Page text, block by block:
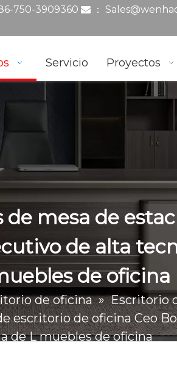
750-3909360 ：
Servicio Proyectos
mesa de
de alta
de oficina
de oficina » Escritorio
escritorio de oficina Ceo
de L muebles de oficina